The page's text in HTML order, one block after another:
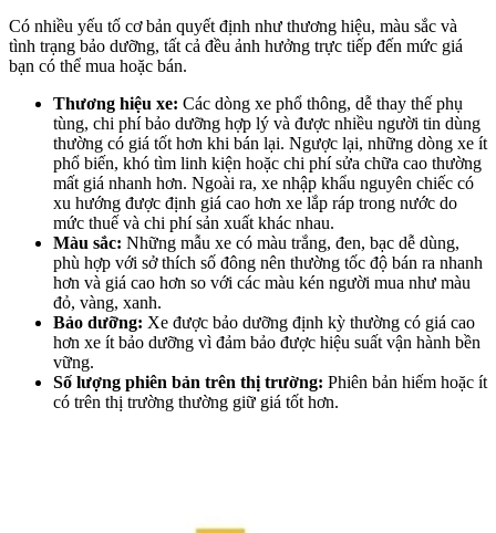
Có nhiều yếu tố cơ bản quyết định như thương hiệu, màu sắc và
tình trạng bảo dưỡng, tất cả đều ảnh hưởng trực tiếp đến mức giá
bạn có thể mua hoặc bán.
Thương hiệu xe: Các dòng xe phổ thông, dễ thay thế phụ
tùng, chi phí bảo dưỡng hợp lý và được nhiều người tin dùng
thường có giá tốt hơn khi bán lại. Ngược lại, những dòng xe ít
phổ biến, khó tìm linh kiện hoặc chi phí sửa chữa cao thường
mất giá nhanh hơn. Ngoài ra, xe nhập khẩu nguyên chiếc có
xu hướng được định giá cao hơn xe lắp ráp trong nước do
mức thuế và chi phí sản xuất khác nhau.
Màu sắc: Những mẫu xe có màu trắng, đen, bạc dễ dùng,
phù hợp với sở thích số đông nên thường tốc độ bán ra nhanh
hơn và giá cao hơn so với các màu kén người mua như màu
đỏ, vàng, xanh.
Bảo dưỡng: Xe được bảo dưỡng định kỳ thường có giá cao
hơn xe ít bảo dưỡng vì đảm bảo được hiệu suất vận hành bền
vững.
Số lượng phiên bản trên thị trường: Phiên bản hiếm hoặc ít
có trên thị trường thường giữ giá tốt hơn.